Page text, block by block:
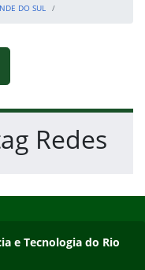
DO SUL
Redes
e Tecnologia do Rio